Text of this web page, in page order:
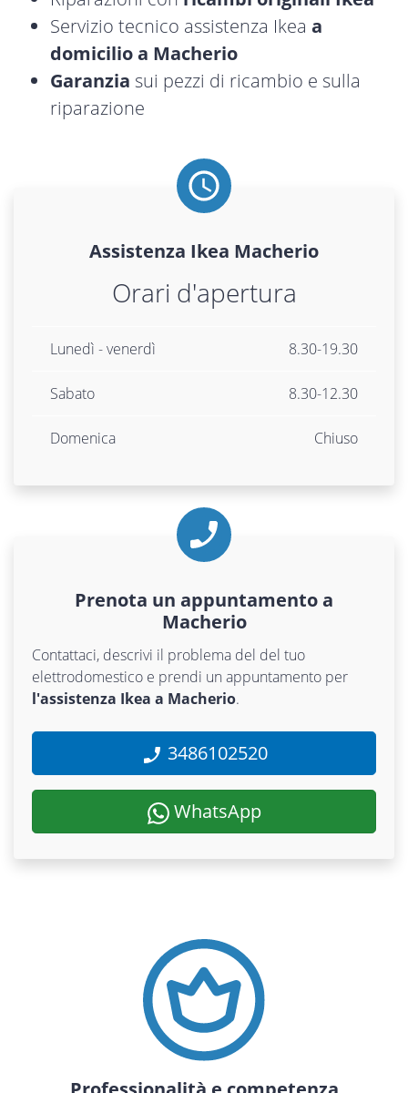
Servizio tecnico assistenza Ikea a
domicilio a Macherio
Garanzia sui pezzi di ricambio e sulla
riparazione
Assistenza Ikea Macherio
Orari d'apertura
Lunedì - venerdì 8.30-19.30
Sabato 8.30-12.30
Domenica Chiuso
Prenota un appuntamento a
Macherio
Contattaci, descrivi il problema del del tuo
elettrodomestico e prendi un appuntamento per
l'assistenza Ikea a Macherio.
3486102520
WhatsApp